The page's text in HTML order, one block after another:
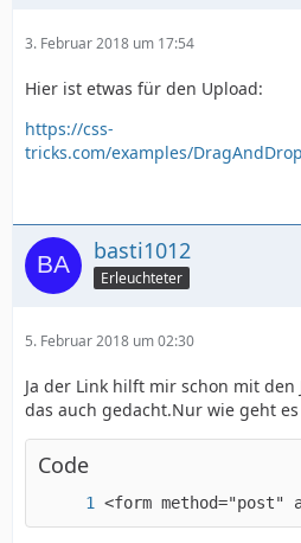
3. Februar 2018 um 17:54
Hier ist etwas für den Upload:
https://css-
tricks.com/examples/
basti1012
Erleuchteter
5. Februar 2018 um 02:30
Ja der Link hilft mir schon mit
das auch gedacht.Nur wie geht
Code
<form